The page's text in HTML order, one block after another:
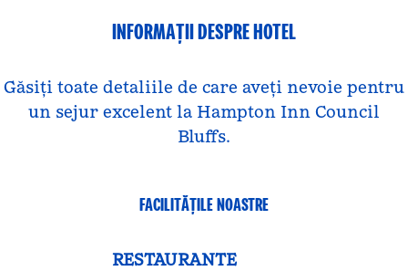
INFORMAȚII DESPRE HOTEL
Găsiți toate detaliile de care aveți nevoie pentru
un sejur excelent la Hampton Inn Council
Bluffs.
FACILITĂŢILE NOASTRE
RESTAURANTE